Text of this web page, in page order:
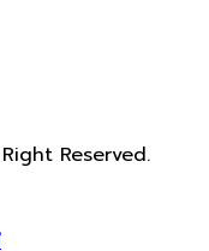
Reserved.